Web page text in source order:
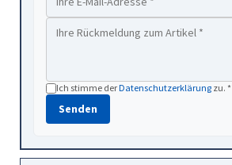
Ich stimme derDatenschutzerklärung zu. *
Senden